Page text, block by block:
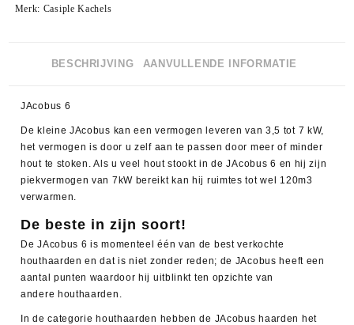
Merk: Casiple Kachels
BESCHRIJVING AANVULLENDE INFORMATIE
JAcobus 6
De kleine JAcobus kan een vermogen leveren van 3,5 tot 7 kW,
het vermogen is door u zelf aan te passen door meer of minder
hout te stoken. Als u veel hout stookt in de JAcobus 6 en hij zijn
piekvermogen van 7kW bereikt kan hij ruimtes tot wel 120m3
verwarmen.
De beste in zijn soort!
De JAcobus 6 is momenteel één van de best verkochte
houthaarden en dat is niet zonder reden; de JAcobus heeft een
aantal punten waardoor hij uitblinkt ten opzichte van
andere houthaarden.
In de categorie houthaarden hebben de JAcobus haarden het